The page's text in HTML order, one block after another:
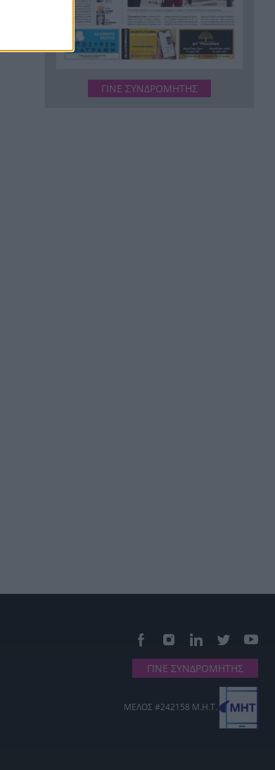
Πέταξε στα σκουπίδια δελτίο
που κέρδιζε ένα εκατομμύριο
στο ΛΟΤΤΟ, αλλά έψαξε και το
βρήκε!
H Εθνική Νέων Γυναικών
ΓΙΝΕ ΣΥΝΔΡΟΜΗΤΗΣ
ΓΙΝΕ ΣΥΝΔΡΟΜΗΤΗΣ
ΜΕΛΟΣ #242158 Μ.Η.Τ.